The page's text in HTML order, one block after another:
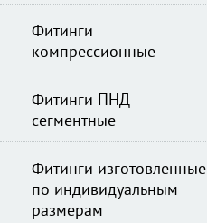
Фитинги
компрессионные
Фитинги ПНД
сегментные
Фитинги изготовленные
по индивидуальным
размерам